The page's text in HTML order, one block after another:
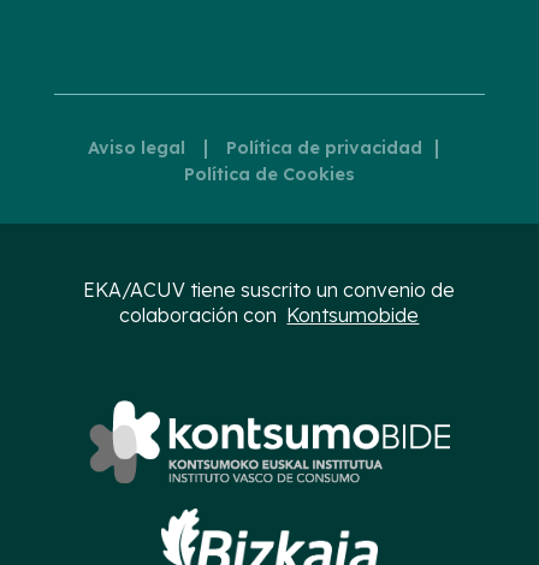
Aviso legal | Política de privacidad |
Política de Cookies
EKA/ACUV tiene suscrito un convenio de
colaboración con Kontsumobide